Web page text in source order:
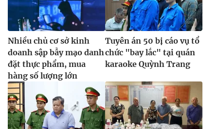
Nhiều chủ cơ sở kinh
doanh sập bẫy mạo danh
đặt thực phẩm, mua
hàng số lượng lớn
Tuyên án 50 bị cáo vụ tổ
chức "bay lắc" tại quán
karaoke Quỳnh Trang